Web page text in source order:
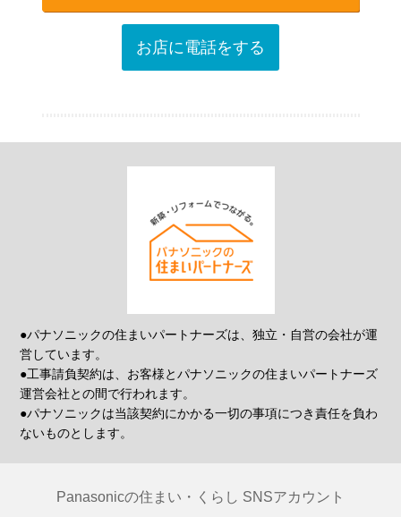
お店に電話をする
●パナソニックの住まいパートナーズは、独立・自営の会社が運
営しています。
●工事請負契約は、お客様とパナソニックの住まいパートナーズ
運営会社との間で行われます。
●パナソニックは当該契約にかかる一切の事項につき責任を負わ
ないものとします。
Panasonicの住まい・くらし SNSアカウント